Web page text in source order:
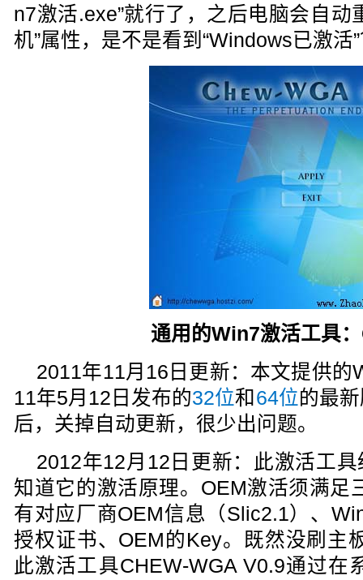
n7激活.exe”就行了，之后电脑会自动
机”属性，是不是看到“Windows已激活
通用的Win7激活工具
2011年11月16日更新：本文提供的
11年5月12日发布的32位和 64位的最
后，关掉自动更新，很少出问题。
2012年12月12日更新：此激活工
知道它的激活原理。OEM激活须满
有对应厂商OEM信息（Slic2.1）、
授权证书、OEM的Key。既然没刷主
此激活工具CHEW-WGA V0.9通过在